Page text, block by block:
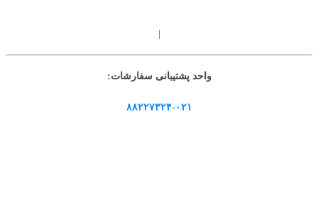
|
واحد پشتیبانی سفارشات:
۸۸۲۲۷۳۲۴-۰۲۱